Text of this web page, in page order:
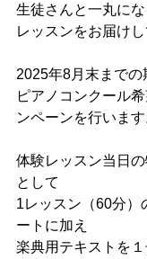
生徒さんと一丸に
レッスンをお届けし
2025年8月末までの
ピアノコンクール
ンペーンを行います
体験レッスン当日
として
1レッスン（60分）
ートに加え
楽典用テキストを